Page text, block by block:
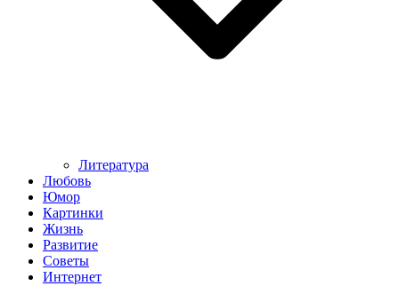
Литература
Любовь
Юмор
Картинки
Жизнь
Развитие
Советы
Интернет